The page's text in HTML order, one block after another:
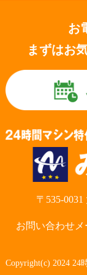
お
まずはお
〒535-
お問い合わせメ
Copyright(c) 2024 24